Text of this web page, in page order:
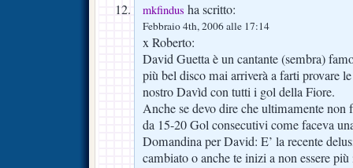
mkfindus ha scritto:
Febbraio 4th, 2006 alle 17:14
x Roberto:
David Guetta è un cantante (sembra)
più bel disco mai arriverà a farti provare
nostro Davìd con tutti i gol della Fiore.
Anche se devo dire che ultimamente non
da 15-20 Gol consecutivi come faceva
Domandina per David: E’ la recente
cambiato o anche te inizi a non essere